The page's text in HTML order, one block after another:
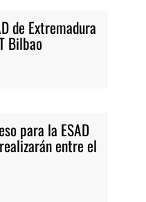
de Extremadura
Bilbao
para la ESAD
entre el